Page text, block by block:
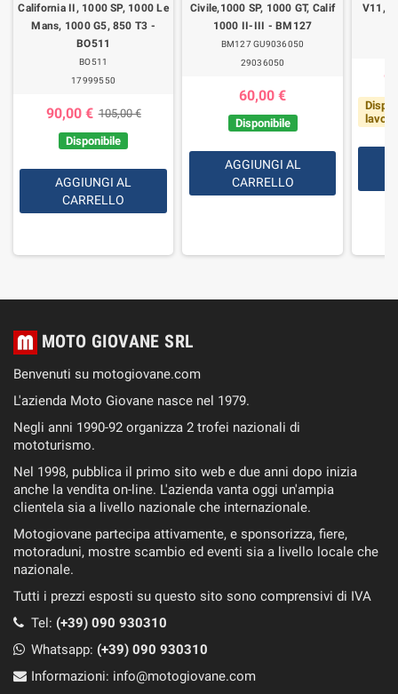
California II, 1000 SP, 1000 Le
Mans, 1000 G5, 850 T3 -
BO511
BO511
17999550
90,00 € 105,00 €
Disponibile
AGGIUNGI AL
CARRELLO
Civile,1000 SP, 1000 GT, Calif
1000 II-III - BM127
BM127 GU9036050
29036050
60,00 €
Disponibile
AGGIUNGI AL
CARRELLO
V11,
MOTO GIOVANE SRL
Benvenuti su motogiovane.com
L'azienda Moto Giovane nasce nel 1979.
Negli anni 1990-92 organizza 2 trofei nazionali di
mototurismo.
Nel 1998, pubblica il primo sito web e due anni dopo inizia
anche la vendita on-line. L'azienda vanta oggi un'ampia
clientela sia a livello nazionale che internazionale.
Motogiovane partecipa attivamente, e sponsorizza, fiere,
motoraduni, mostre scambio ed eventi sia a livello locale che
nazionale.
Tutti i prezzi esposti su questo sito sono comprensivi di IVA
Tel: (+39) 090 930310
Whatsapp: (+39) 090 930310
Informazioni: info@motogiovane.com